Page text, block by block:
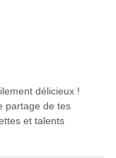
délicieux !
partage de tes
et talents